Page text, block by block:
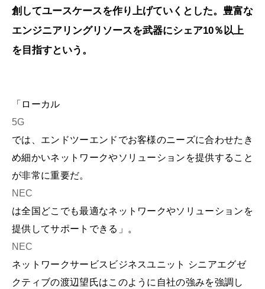
創してユースケースを作り上げていくとした。豊富な
エンジニアリングリソースを武器にシェア10％以上
を目指すという。
「ローカル
5G
では、エンドツーエンドでお客様のニーズに合わせたき
め細かいネットワークやソリューションを提供すること
が非常に重要だ。
NEC
は全国どこでも最適なネットワークやソリューションを
提供してサポートできる」。
NEC
ネットワークサービスビジネスユニット シニアエグゼ
クティブの渡辺望氏はこのように自社の強みを強調し